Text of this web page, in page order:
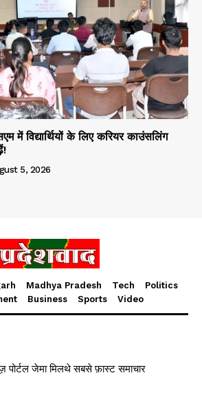
में विद्यार्थियों के लिए करियर काउंसलिंग
5, 2026
Madhya Pradesh Tech
Politics
Business Sports Video
जेमा मिलथे सबसे फ़ास्ट समाचार